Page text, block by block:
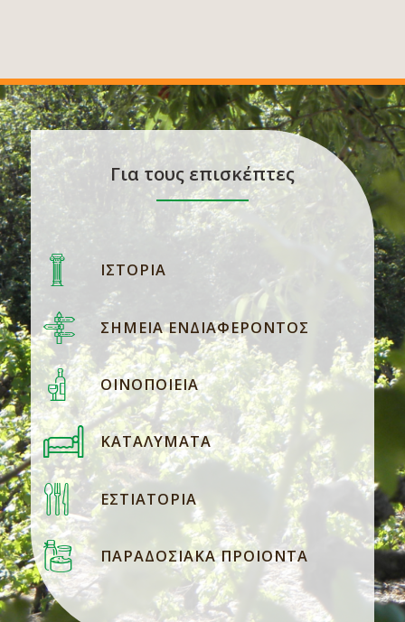
Για τους επισκέπτες
ΙΣΤΟΡΙΑ
ΣΗΜΕΙΑ ΕΝΔΙΑΦΕΡΟΝΤΟΣ
ΟΙΝΟΠΟΙΕΙΑ
ΚΑΤΑΛΥΜΑΤΑ
ΕΣΤΙΑΤΟΡΙΑ
ΠΑΡΑΔΟΣΙΑΚΑ ΠΡΟΙΟΝΤΑ